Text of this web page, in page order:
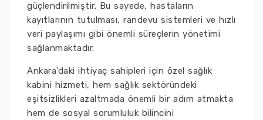
güçlendirilmiştir. Bu sayede, hastaların
kayıtlarının tutulması, randevu sistemleri ve hızlı
veri paylaşımı gibi önemli süreçlerin yönetimi
sağlanmaktadır.
Ankara'daki ihtiyaç sahipleri için özel sağlık
kabini hizmeti, hem sağlık sektöründeki
eşitsizlikleri azaltmada önemli bir adım atmakta
hem de sosyal sorumluluk bilincini